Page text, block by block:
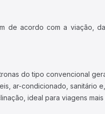
de acordo com a viação,
do tipo convencional
ar-condicionado, sanitário
ideal para viagens